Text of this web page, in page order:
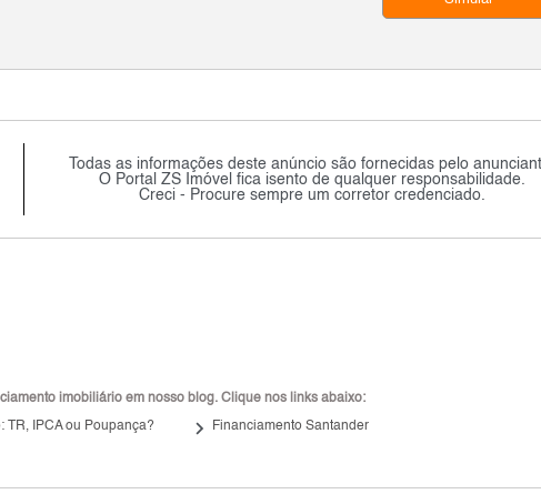
Todas as informações deste anúncio são fornecidas pelo
O Portal ZS Imóvel fica isento de qualquer responsabilidade.
Creci - Procure sempre um corretor credenciado.
imobiliário em nosso blog. Clique nos links abaixo:
TR, IPCA ou Poupança? keyboard_arrow_right Financiamento Santander